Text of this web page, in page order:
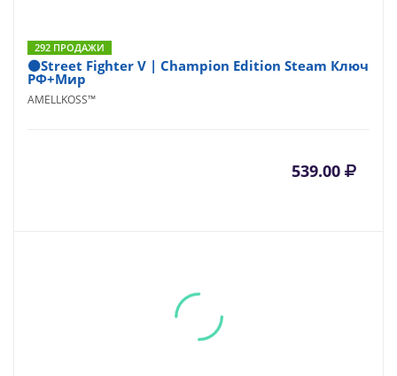
292 ПРОДАЖИ
⚫Street Fighter V | Champion Edition Steam Ключ
РФ+Мир
AMELLKOSS™
539.00